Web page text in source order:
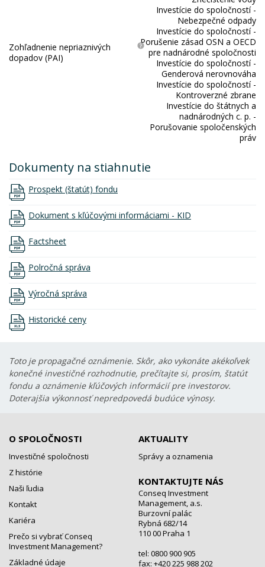
Zohľadnenie nepriaznivých
dopadov (PAI)
Investície do spoločností -
Nebezpečné odpady
Investície do spoločností -
Porušenie zásad OSN a OECD
pre nadnárodné spoločnosti
Investície do spoločností -
Genderová nerovnováha
Investície do spoločností -
Kontroverzné zbrane
Investície do štátnych a
nadnárodných c. p. -
Porušovanie spoločenských
práv
Dokumenty na stiahnutie
Prospekt (štatút) fondu
Dokument s kľúčovými informáciami - KID
Factsheet
Polročná správa
Výročná správa
Historické ceny
Toto je propagačné oznámenie. Skôr, ako vykonáte akékoľvek
konečné investičné rozhodnutie, prečítajte si, prosím, štatút
fondu a oznámenie kľúčových informácií pre investorov.
Doterajšia výkonnosť nepredpovedá budúce výnosy.
O SPOLOČNOSTI
Investičné spoločnosti
Z histórie
Naši ľudia
Kontakt
Kariéra
Prečo si vybrať Conseq
Investment Management?
Základné údaje
AKTUALITY
Správy a oznamenia
KONTAKTUJTE NÁS
Conseq Investment
Management, a.s.
Burzovní palác
Rybná 682/14
110 00 Praha 1
tel: 0800 900 905
fax: +420 225 988 202